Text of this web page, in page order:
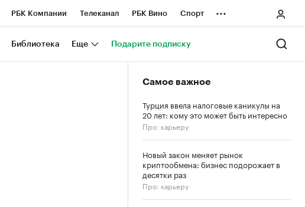
РБК Компании Телеканал РБК Вино Спорт
Национальные проекты Город
...
Библиотека Еще Подарите подписку
Самое важное
Турция ввела налоговые каникулы на
20 лет: кому это может быть интересно
Про: карьеру
Новый закон меняет рынок
криптообмена: бизнес подорожает в
десятки раз
Про: карьеру